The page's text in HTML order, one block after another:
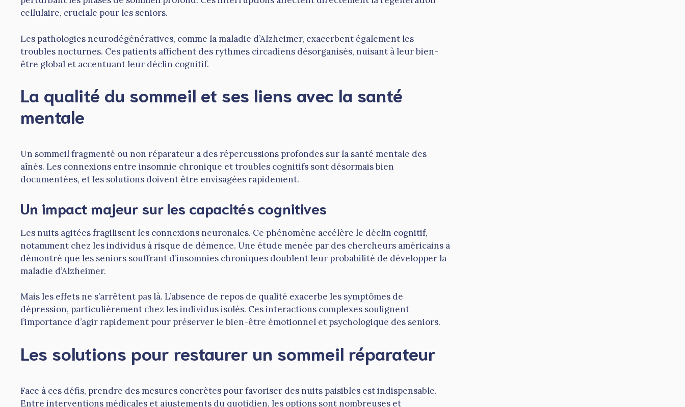
cellulaire, cruciale pour les seniors.
Les pathologies neurodégénératives, comme la maladie d’Alzheimer, exacerbent également les
troubles nocturnes. Ces patients affichent des rythmes circadiens désorganisés, nuisant à leur bien-
être global et accentuant leur déclin cognitif.
La qualité du sommeil et ses liens avec la santé
mentale
Un sommeil fragmenté ou non réparateur a des répercussions profondes sur la santé mentale des
aînés. Les connexions entre insomnie chronique et troubles cognitifs sont désormais bien
documentées, et les solutions doivent être envisagées rapidement.
Un impact majeur sur les capacités cognitives
Les nuits agitées fragilisent les connexions neuronales. Ce phénomène accélère le déclin cognitif,
notamment chez les individus à risque de démence. Une étude menée par des chercheurs américains a
démontré que les seniors souffrant d’insomnies chroniques doublent leur probabilité de développer la
maladie d’Alzheimer.
Mais les effets ne s’arrêtent pas là. L’absence de repos de qualité exacerbe les symptômes de
dépression, particulièrement chez les individus isolés. Ces interactions complexes soulignent
l’importance d’agir rapidement pour préserver le bien-être émotionnel et psychologique des seniors.
Les solutions pour restaurer un sommeil réparateur
Face à ces défis, prendre des mesures concrètes pour favoriser des nuits paisibles est indispensable.
Entre interventions médicales et ajustements du quotidien, les options sont nombreuses et